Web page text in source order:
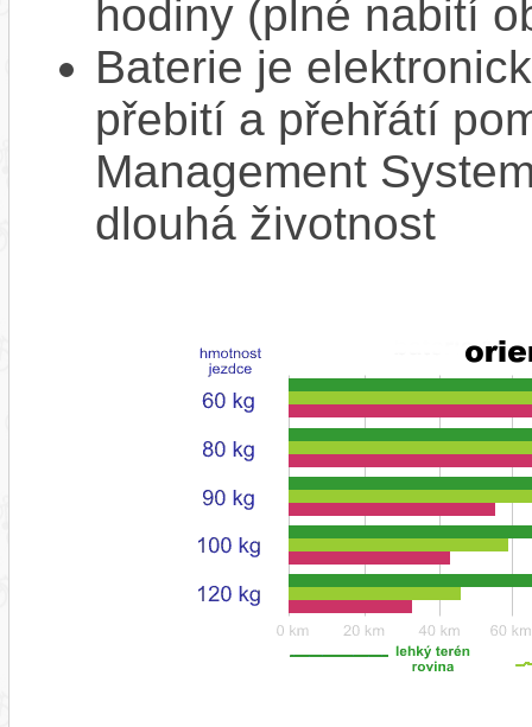
hodiny (plné nabití
Baterie je
přebití a přehřátí
Management
dlouhá životnost